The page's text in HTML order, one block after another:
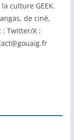
culture GEEK.
de ciné,
: Twitter/X :